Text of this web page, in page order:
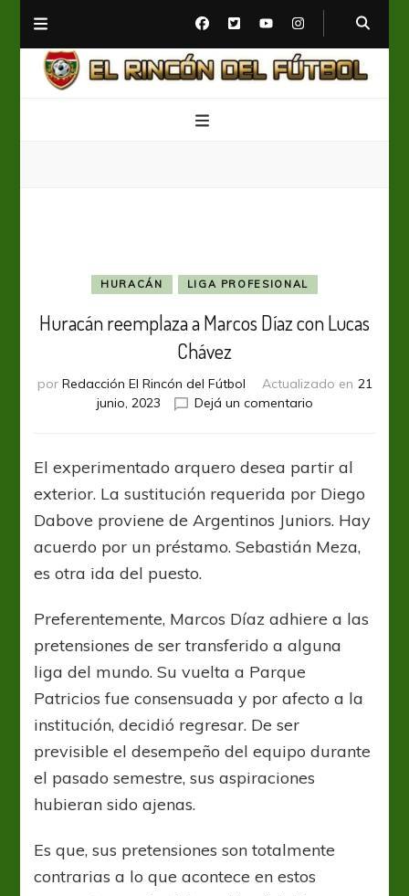
HURACÁN LIGA PROFESIONAL
Huracán reemplaza a Marcos Díaz con Lucas
Chávez
por Redacción El Rincón del Fútbol Actualizado en 21
junio, 2023
Dejá un comentarioen
a
Marcos
Díaz
con
Chávez
El experimentado arquero desea partir al
exterior. La sustitución requerida por Diego
Dabove proviene de Argentinos Juniors. Hay
acuerdo por un préstamo. Sebastián Meza,
es otra ida del puesto.
Preferentemente, Marcos Díaz adhiere a las
pretensiones de ser transferido a alguna
liga del mundo. Su vuelta a Parque
Patricios fue consensuada y por afecto a la
institución, decidió regresar. De ser
previsible el desempeño del equipo durante
el pasado semestre, sus aspiraciones
hubieran sido ajenas.
Es que, sus pretensiones son totalmente
contrarias a lo que acontece en estos